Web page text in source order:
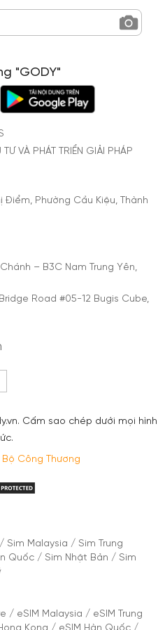
"GODY"
VÀ PHÁT TRIỂN GIẢI PHÁP
Phường Cầu Kiệu, Thành
– B3C Nam Trung Yên,
Road #05-12 Bugis Cube,
Cấm sao chép dưới mọi hình
/ Sim Malaysia / Sim Trung
Quốc / Sim Nhật Bản / Sim
/ eSIM Malaysia / eSIM Trung